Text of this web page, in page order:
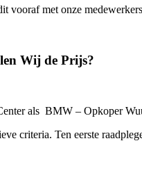
vooraf met onze
Wij de Prijs?
als BMW – Opkoper
criteria. Ten eerste